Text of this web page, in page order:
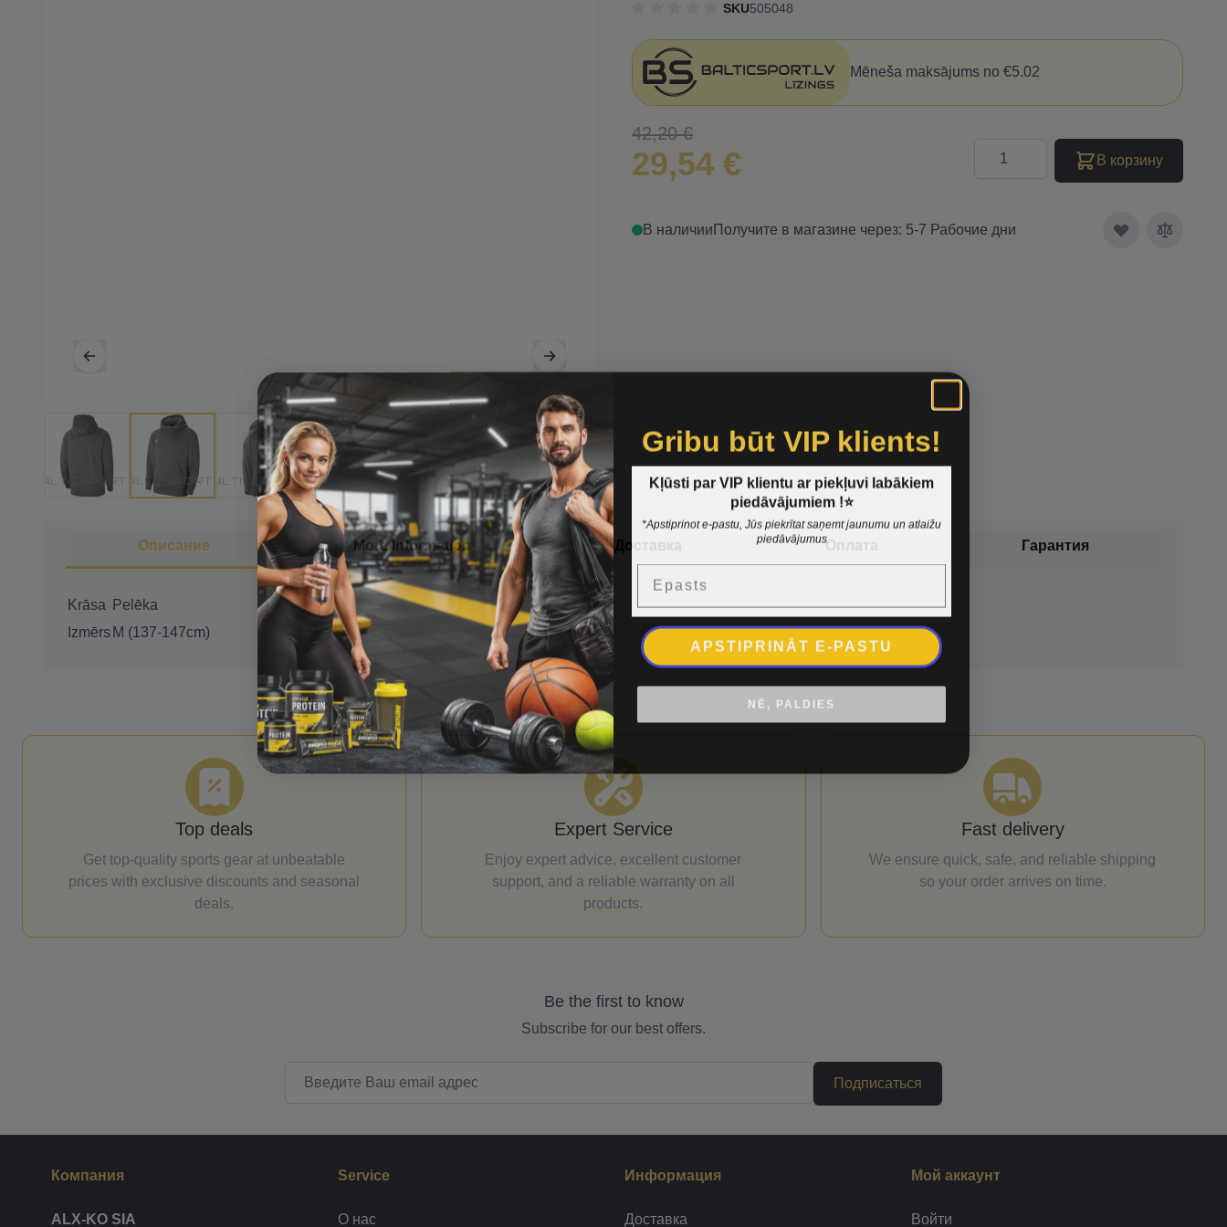
SKU505048
Mēneša maksājums no €5.02
42,20 €
29,54 € В корзину
В наличии Получите в магазине через: 5-7 Рабочие дни
Описание More Information Доставка Оплата Гарантия
Krāsa
Pelēka
Izmērs M (137-147cm)
Top deals
Get top-quality sports gear at unbeatable
prices with exclusive discounts and seasonal
deals.
Expert Service
Enjoy expert advice, excellent customer
support, and a reliable warranty on all
products.
Fast delivery
We ensure quick, safe, and reliable shipping
so your order arrives on time.
Be the first to know
Subscribe for our best offers.
Подписаться
Компания
ALX-KO SIA
Service
О нас
Информация
Доставка
Мой аккаунт
Войти
Gribu būt VIP klients!
Kļūsti par VIP klientu ar piekļuvi labākiem
piedāvājumiem !⭐
*Apstiprinot e-pastu, Jūs piekrītat saņemt jaunumu un atlaižu
piedāvājumus
Epasts
APSTIPRINĀT E-PASTU
NĒ, PALDIES